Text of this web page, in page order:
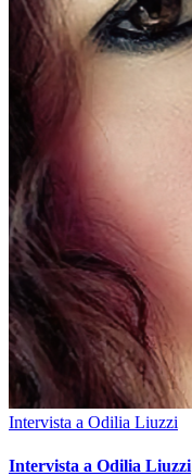
Intervista a Odilia Liuzzi
Intervista a Odilia Liuzzi